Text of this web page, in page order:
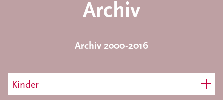
Archiv
Archiv 2000-2016
Kinder